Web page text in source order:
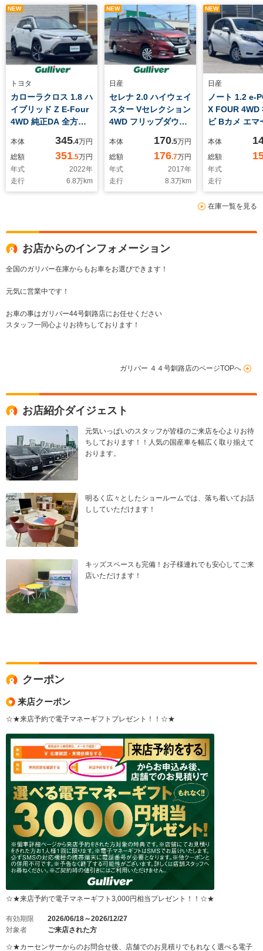
NEW
トヨタ
カローラクロス 1.8 ハ
イブリッド Z E-Four
4WD 純正DA 全方位
フ
本体 345.4万円
総額
351.5万円
年式
2022年
走行
6.8万km
NEW
日産
セレナ 2.0 ハイウェイ
スター Vセレクション
4WD フリップダウ
ロット ACC パー
キングアシスト 両側
Pスラ 後席サンシェ
ード デジタルインナ
ーミラー 全カメラ
ETC WAC 純正
15AW
本体 170.5万円
総額
176.7万円
年式
2017年
走行
8.3万km
NEW
日産
ノート 1.2 e-
X FOUR 4WD
ビ Bカメ エマ
本体
総額
年式
走行
在庫一覧を見る
お店からのインフォメーション
全国のガリバー在庫からもお車をお選びできます！
元気に営業中です！
お車の事はガリバー44号釧路店にお任せください
スタッフ一同心よりお待ちしております！
ガリバー ４４号釧路店のページTOPへ
お店紹介ダイジェスト
元気いっぱいのスタッフが皆様のご来店を心よりお待
ちしております！！人気の国産車を幅広く取り揃えて
おります。
明るく広々としたショールームでは、落ち着いてお話
ししていただけます！
キッズスペースも完備！お子様連れでも安心してご来
店いただけます！
クーポン
来店クーポン
☆★来店予約で電子マネーギフトプレゼント！！☆★
☆★来店予約で電子マネーギフト3,000円相当プレゼント！！☆★
有効期限
2026/06/18～2026/12/27
対象者
ご来店された方
☆★カーセンサーからのお問合せ後、店舗でのお見積りでもれなく選べる電子